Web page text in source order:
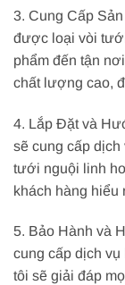
3. Cung Cấp
được loại vòi
phẩm đến tận
chất lượng cao,
4. Lắp Đặt và
sẽ cung cấp
tưới nguội linh
khách hàng hiểu
5. Bảo Hành và
cung cấp dịch
tôi sẽ giải đáp